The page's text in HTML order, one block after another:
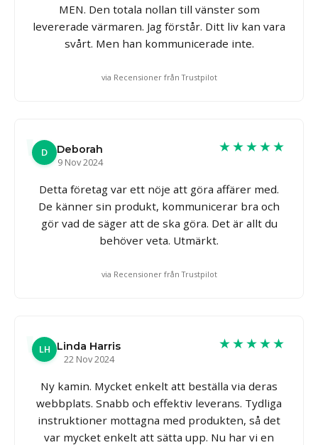
MEN. Den totala nollan till vänster som
levererade värmaren. Jag förstår. Ditt liv kan vara
svårt. Men han kommunicerade inte.
via Recensioner från Trustpilot
D
Deborah
9 Nov 2024
★★★★★
Detta företag var ett nöje att göra affärer med.
De känner sin produkt, kommunicerar bra och
gör vad de säger att de ska göra. Det är allt du
behöver veta. Utmärkt.
via Recensioner från Trustpilot
LH
Linda Harris
22 Nov 2024
★★★★★
Ny kamin. Mycket enkelt att beställa via deras
webbplats. Snabb och effektiv leverans. Tydliga
instruktioner mottagna med produkten, så det
var mycket enkelt att sätta upp. Nu har vi en